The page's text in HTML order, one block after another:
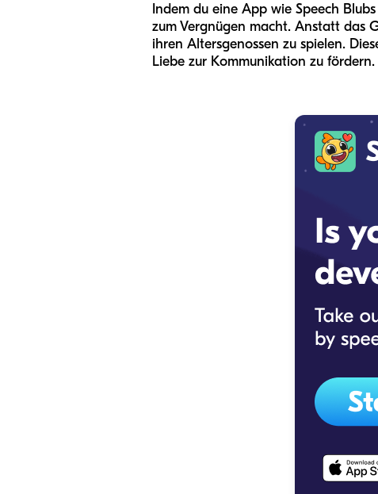
Indem du eine App wie Speech
zum Vergnügen macht. Anstatt das
ihren Altersgenossen zu spielen.
Liebe zur Kommunikation zu fördern.